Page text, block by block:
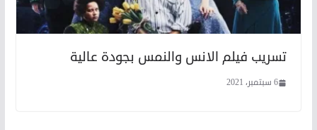
تسريب فيلم الانس والنمس بجودة عالية
6 سبتمبر، 2021